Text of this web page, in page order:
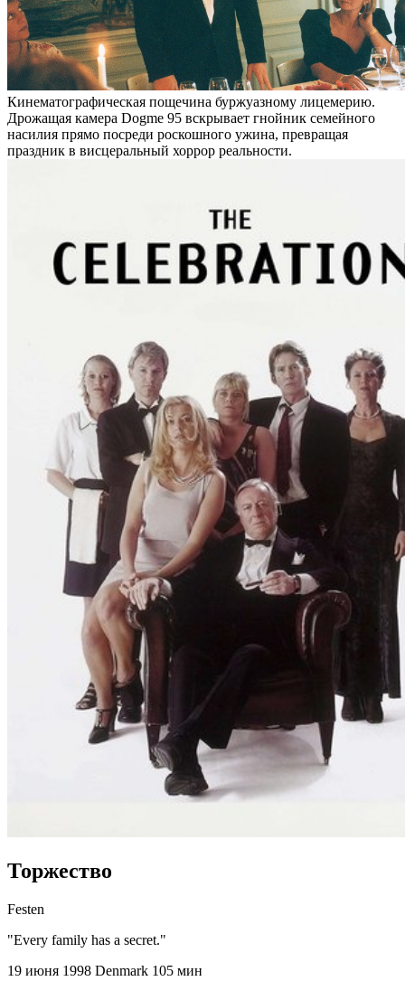
Кинематографическая пощечина буржуазному лицемерию.
Дрожащая камера Dogme 95 вскрывает гнойник семейного
насилия прямо посреди роскошного ужина, превращая
праздник в висцеральный хоррор реальности.
Торжество
Festen
"Every family has a secret."
19 июня 1998 Denmark 105 мин